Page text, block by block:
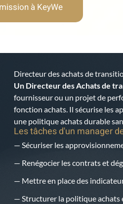
à KeyWe
Directeur des achats de
Un Directeur des Achats de
fournisseur ou un projet de
fonction achats. Il sécurise les
une politique achats durable
Les tâches d'un manager
— Sécuriser les
— Renégocier les contrats et
— Mettre en place des
— Structurer la politique achats